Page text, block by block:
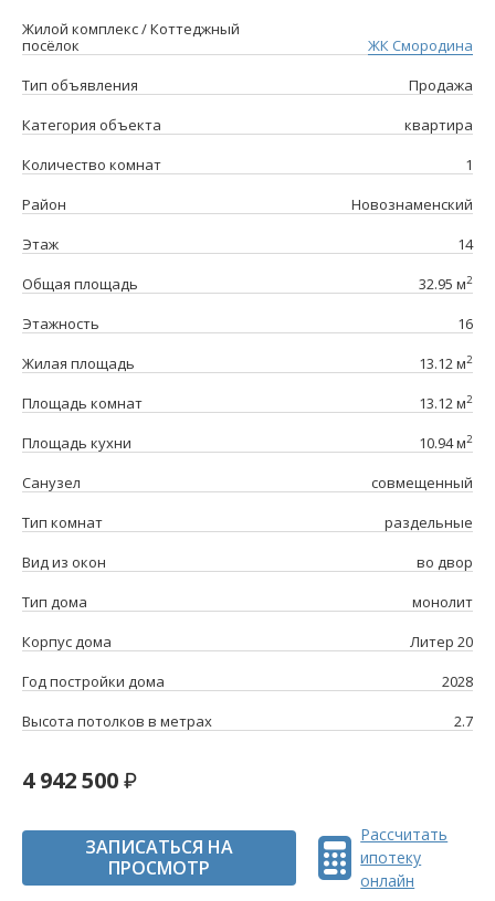
Жилой комплекс / Коттеджный
посёлок
ЖК Смородина
Тип объявления
Продажа
Категория объекта
квартира
Количество комнат
1
Район
Новознаменский
Этаж
14
Общая площадь
32.95 м2
Этажность
16
Жилая площадь
13.12 м2
Площадь комнат 13.12 м2
Площадь кухни 10.94 м2
Санузел
совмещенный
Тип комнат
раздельные
Вид из окон
во двор
Тип дома
монолит
Корпус дома
Литер 20
Год постройки дома
2028
Высота потолков в метрах
2.7
4 942 500
ЗАПИСАТЬСЯ НА
ПРОСМОТР
Рассчитать
ипотеку
онлайн